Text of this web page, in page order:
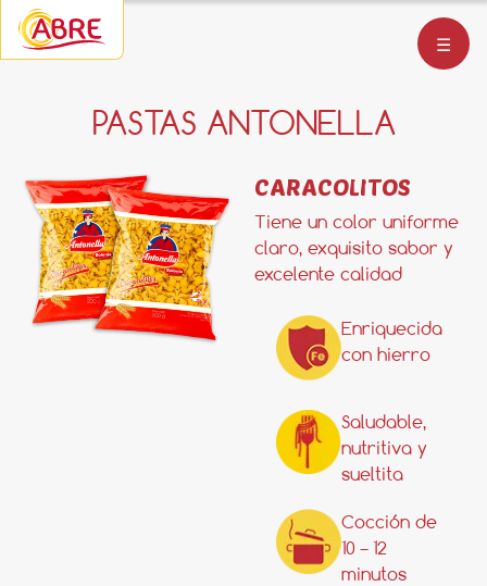
☰
PASTAS ANTONELLA
CARACOLITOS
Tiene un color uniforme
claro, exquisito sabor y
excelente calidad
Enriquecida
con hierro
Saludable,
nutritiva y
sueltita
Cocción de
10 – 12
minutos